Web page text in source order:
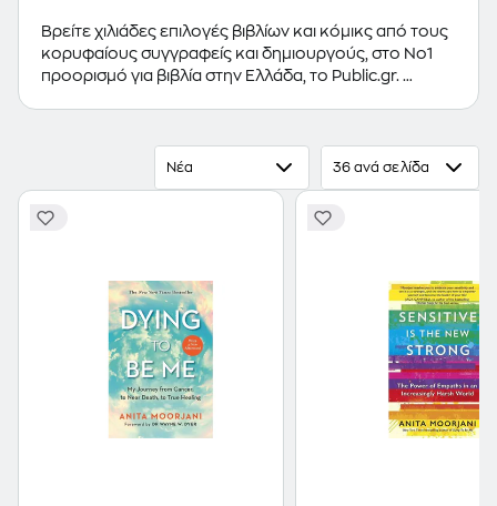
Βρείτε χιλιάδες επιλογές βιβλίων και κόμικς από τους
κορυφαίους συγγραφείς και δημιουργούς, στο Νο1
προορισμό για βιβλία στην Ελλάδα, το Public.gr.
Ξενόγλωσσα Βιβλία,Κόμικς
Νέα 36 ανά σελίδα